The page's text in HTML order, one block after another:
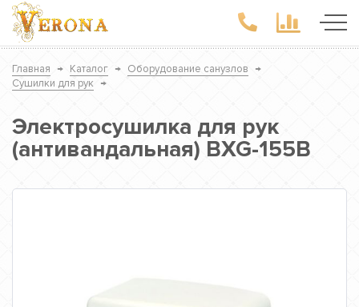
Главная → Каталог → Оборудование санузлов
→
Сушилки для рук
→
Электросушилка для рук
(антивандальная) BXG-155B